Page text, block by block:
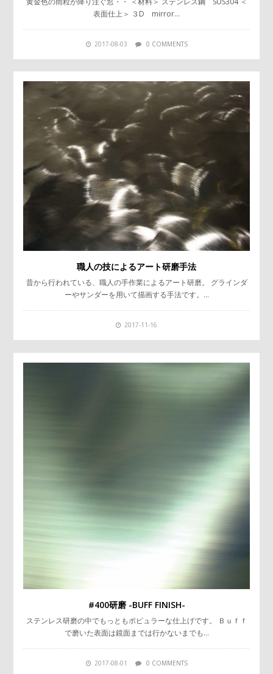
表面仕上＞ ３D mirror…
2017-08-03 0 COMMENTS
職人の技によるアート研磨手法
昔から行われている、職人の手作業によるアート研磨。 グラインダ
ーやサンダーを用いて描画する手法です。…
2017-11-16
#400研磨 -BUFF FINISH-
ステンレス研磨の中でもっともポピュラーな仕上げです。 Ｂｕｆｆ
で磨いた表面は鏡面までは行かないまでも…
2017-08-01 0 COMMENTS